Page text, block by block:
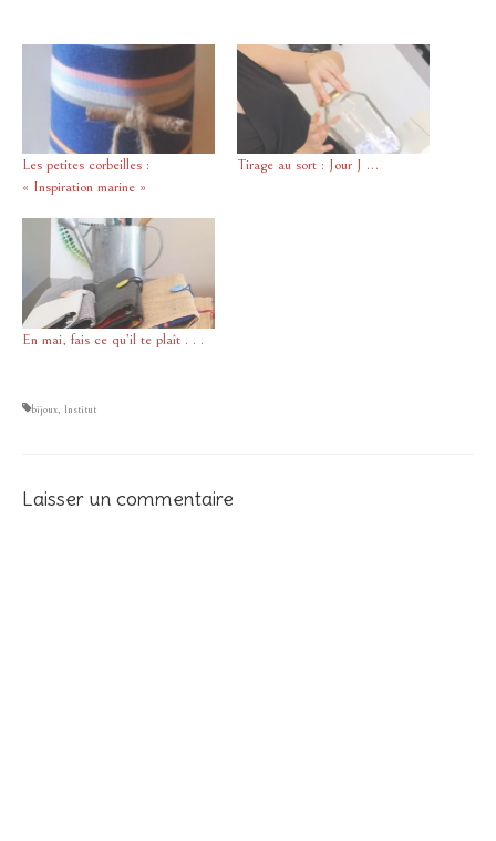
Les petites corbeilles :
« Inspiration marine »
Tirage au sort : Jour J …
En mai, fais ce qu’il te plaît . . .
bijoux, Institut
Laisser un commentaire